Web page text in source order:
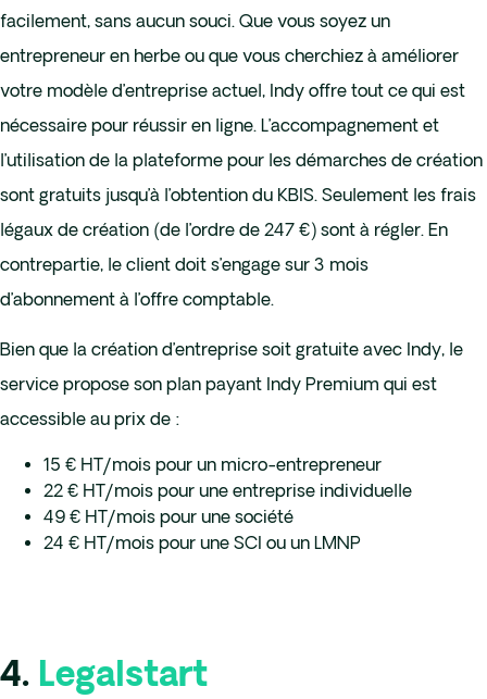
facilement, sans aucun souci. Que vous soyez un
entrepreneur en herbe ou que vous cherchiez à améliorer
votre modèle d’entreprise actuel, Indy offre tout ce qui est
nécessaire pour réussir en ligne. L’accompagnement et
l’utilisation de la plateforme pour les démarches de création
sont gratuits jusqu’à l’obtention du KBIS. Seulement les frais
légaux de création (de l’ordre de 247 €) sont à régler. En
contrepartie, le client doit s’engage sur 3 mois
d’abonnement à l’offre comptable.
Bien que la création d’entreprise soit gratuite avec Indy, le
service propose son plan payant Indy Premium qui est
accessible au prix de :
15 € HT/mois pour un micro-entrepreneur
22 € HT/mois pour une entreprise individuelle
49 € HT/mois pour une société
24 € HT/mois pour une SCI ou un LMNP
4. Legalstart